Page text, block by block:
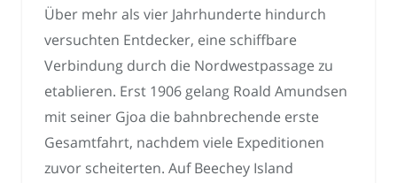
Über mehr als vier Jahrhunderte hindurch
versuchten Entdecker, eine schiffbare
Verbindung durch die Nordwestpassage zu
etablieren. Erst 1906 gelang Roald Amundsen
mit seiner Gjoa die bahnbrechende erste
Gesamtfahrt, nachdem viele Expeditionen
zuvor scheiterten. Auf Beechey Island